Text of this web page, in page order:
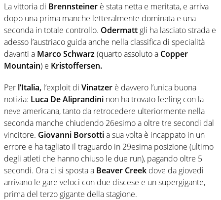
La vittoria di Brennsteiner è stata netta e meritata, e arriva
dopo una prima manche letteralmente dominata e una
seconda in totale controllo. Odermatt gli ha lasciato strada e
adesso l’austriaco guida anche nella classifica di specialità
davanti a Marco Schwarz(quarto assoluto a Copper
Mountain) e Kristoffersen.
Per l’Italia, l’exploit di Vinatzer è davvero l’unica buona
notizia: Luca De Aliprandini non ha trovato feeling con la
neve americana, tanto da retrocedere ulteriormente nella
seconda manche chiudendo 26esimo a oltre tre secondi dal
vincitore. Giovanni Borsottia sua volta è incappato in un
errore e ha tagliato il traguardo in 29esima posizione (ultimo
degli atleti che hanno chiuso le due run), pagando oltre 5
secondi. Ora ci si sposta a Beaver Creek dove da giovedì
arrivano le gare veloci con due discese e un supergigante,
prima del terzo gigante della stagione.